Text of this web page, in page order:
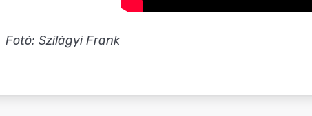
Fotó: Szilágyi Frank